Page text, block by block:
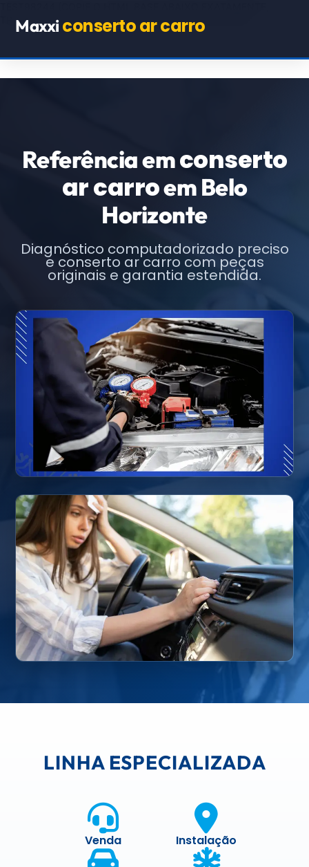
TROCANDO APENAS OS TEXTOS E URLs INDICADOS)
Maxxi conserto ar carro
Referência emconserto
ar carroem Belo
Horizonte
Diagnóstico computadorizado preciso
e conserto ar carro com peças
originais e garantia estendida.
LINHA ESPECIALIZADA
Venda Instalação